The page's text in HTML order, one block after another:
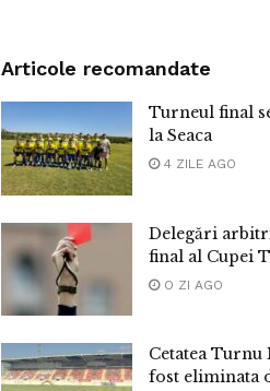
Articole recomandate
Turneul final
la Seaca
4 ZILE AGO
Delegări
final al Cupei
O ZI AGO
Cetatea Turnu
fost eliminata